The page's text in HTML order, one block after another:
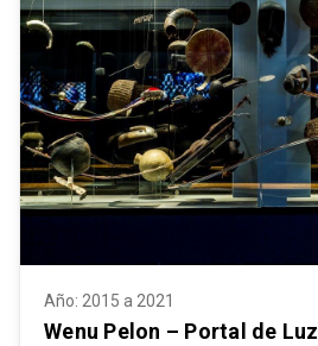
Año: 2015 a 2021
Wenu Pelon – Portal de Luz